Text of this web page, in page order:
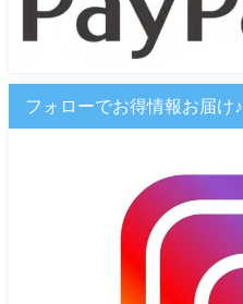
フォローでお得情報お届け♪